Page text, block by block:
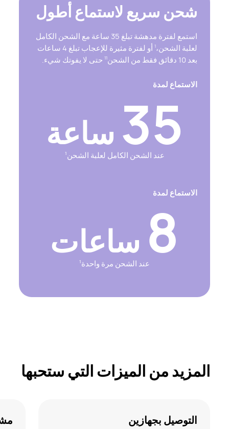
شحن سريع لاستماع أطول
استمع لفترة مدهشة تبلغ 35 ساعة مع الشحن الكامل
لعلبة الشحن،1
أو لفترة مثيرة للإعجاب تبلغ 4 ساعات
بعد 10 دقائق فقط من الشحن
11 حتى لا يفوتك شيء.
الاستماع لمدة
35 ساعة
عند الشحن الكامل لعلبة الشحن1
الاستماع لمدة
8 ساعات
عند الشحن مرة واحدة1
المزيد من الميزات التي ستحبها
التوصيل بجهازين